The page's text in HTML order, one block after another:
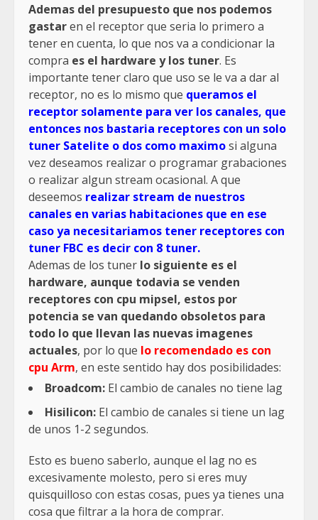
Ademas del presupuesto que nos podemos
gastaren el receptor que seria lo primero a
tener en cuenta, lo que nos va a condicionar la
compra es el hardware y los tuner. Es
importante tener claro que uso se le va a dar al
receptor, no es lo mismo que queramos el
receptor solamente para ver los canales, que
entonces nos bastaria receptores con un solo
tuner Satelite o dos como maximosi alguna
vez deseamos realizar o programar grabaciones
o realizar algun stream ocasional. A que
deseemos realizar stream de nuestros
canales en varias habitaciones que en ese
caso ya necesitariamos tener receptores con
tuner FBC es decir con 8 tuner.
Ademas de los tuner lo siguiente es el
hardware, aunque todavia se venden
receptores con cpu mipsel, estos por
potencia se van quedando obsoletos para
todo lo que llevan las nuevas imagenes
actuales, por lo que lo recomendado es con
cpu Arm, en este sentido hay dos posibilidades:
Broadcom: El cambio de canales no tiene lag
Hisilicon: El cambio de canales si tiene un lag
de unos 1-2 segundos.
Esto es bueno saberlo, aunque el lag no es
excesivamente molesto, pero si eres muy
quisquilloso con estas cosas, pues ya tienes una
cosa que filtrar a la hora de comprar.